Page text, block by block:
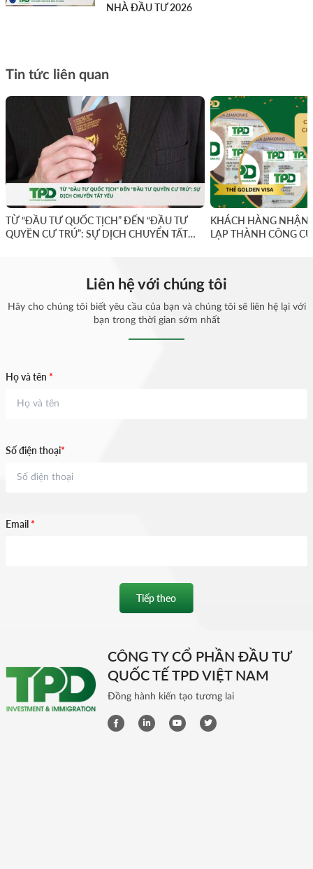
NHÀ ĐẦU TƯ 2026
Tin tức liên quan
TỪ “ĐẦU TƯ QUỐC TỊCH” ĐẾN “ĐẦU TƯ
QUYỀN CƯ TRÚ”: SỰ DỊCH CHUYỂN TẤT
KHÁCH HÀNG NHẬN
LẠP THÀNH CÔNG
Liên hệ với chúng tôi
Hãy cho chúng tôi biết yêu cầu của bạn và chúng tôi sẽ liên hệ lại với
bạn trong thời gian sớm nhất
Họ và tên *
Số điện thoại*
Email *
Tiếp theo
CÔNG TY CỔ PHẦN ĐẦU TƯ
QUỐC TẾ TPD VIỆT NAM
Đồng hành kiến tạo tương lai